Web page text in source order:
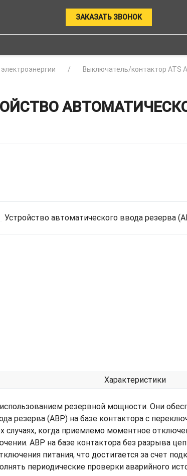
ЗАКАЗАТЬ ЗВОНОК
Выключатель/контактор ATS
Устройство автоматического ввода резерва
Характеристики
резервной мощности. Они
резерва (АВР) на базе контактора с
когда приемлемо моментное
АВР на базе контактора без разрыва
питания, что достигается за счет
периодические проверки аварийного